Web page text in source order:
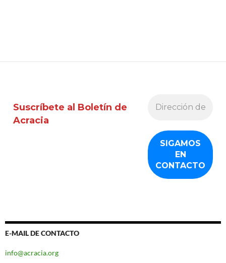
Suscríbete al Boletín de
Acracia
E-MAIL DE CONTACTO
info@acracia.org